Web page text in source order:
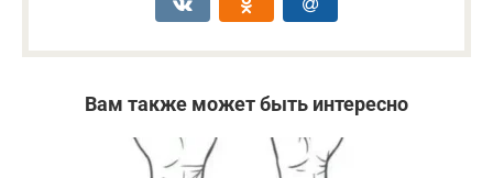
Вам также может быть интересно